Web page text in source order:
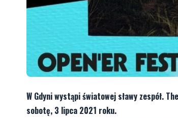
W Gdyni wystąpi światowej sławy zespół.
sobotę, 3 lipca 2021 roku.